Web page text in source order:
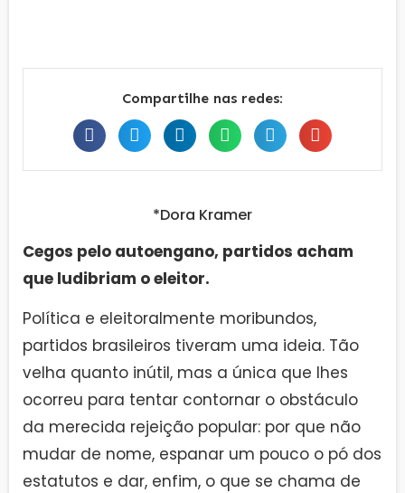
Compartilhe nas redes:
*Dora Kramer
Cegos pelo autoengano, partidos acham
que ludibriam o eleitor.
Política e eleitoralmente moribundos,
partidos brasileiros tiveram uma ideia. Tão
velha quanto inútil, mas a única que lhes
ocorreu para tentar contornar o obstáculo
da merecida rejeição popular: por que não
mudar de nome, espanar um pouco o pó dos
estatutos e dar, enfim, o que se chama de